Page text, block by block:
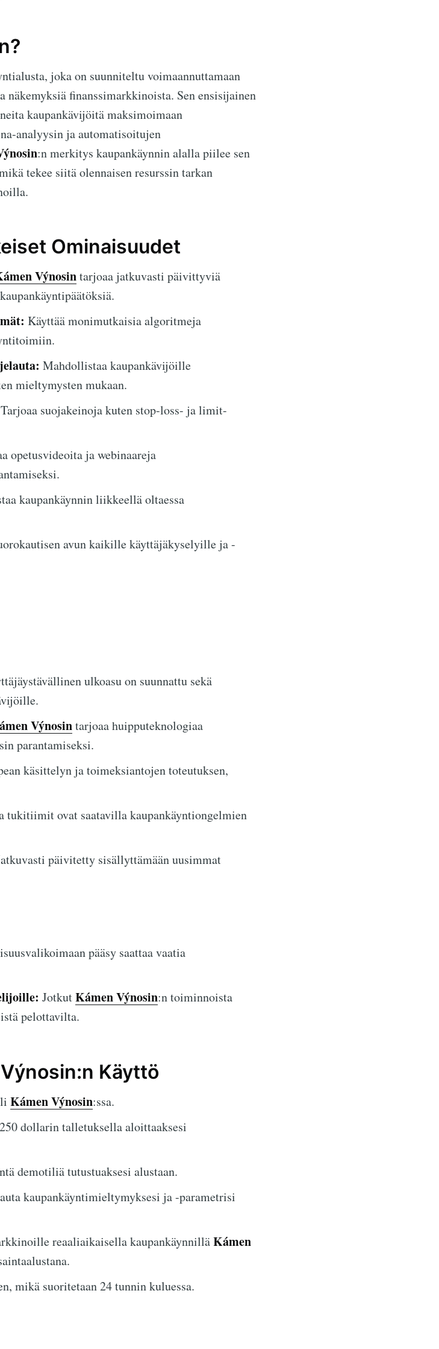
joka on suunniteltu voimaannuttamaan
finanssimarkkinoista. Sen ensisijainen
kaupankävijöitä maksimoimaan
analyysin ja automatisoitujen
:n merkitys kaupankäynnin alalla piilee sen
tekee siitä olennaisen resurssin tarkan
Ominaisuudet
Výnosintarjoaa jatkuvasti päivittyviä
Käyttää monimutkaisia algoritmeja
Mahdollistaa kaupankävijöille
mieltymysten mukaan.
Tarjoaa suojakeinoja kuten stop-loss- ja limit-
opetusvideoita ja webinaareja
kaupankäynnin liikkeellä oltaessa
avun kaikille käyttäjäkyselyille ja -
ulkoasu on suunnattu sekä
Výnosintarjoaa huipputeknologiaa
parantamiseksi.
käsittelyn ja toimeksiantojen toteutuksen,
tukitiimit ovat saatavilla kaupankäyntiongelmien
päivitetty sisällyttämään uusimmat
pääsy saattaa vaatia
JotkutKámen Výnosin:n toiminnoista
pelottavilta.
Käyttö
Kámen Výnosin:ssa.
dollarin talletuksella aloittaaksesi
demotiliä tutustuaksesi alustaan.
kaupankäyntimieltymyksesi ja -parametrisi
reaaliaikaisella kaupankäynnilläKámen
mikä suoritetaan 24 tunnin kuluessa.